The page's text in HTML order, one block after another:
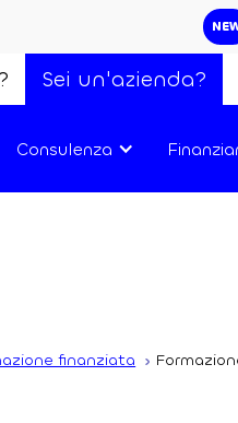
Sei un'azienda?
Consulenza
finanziata